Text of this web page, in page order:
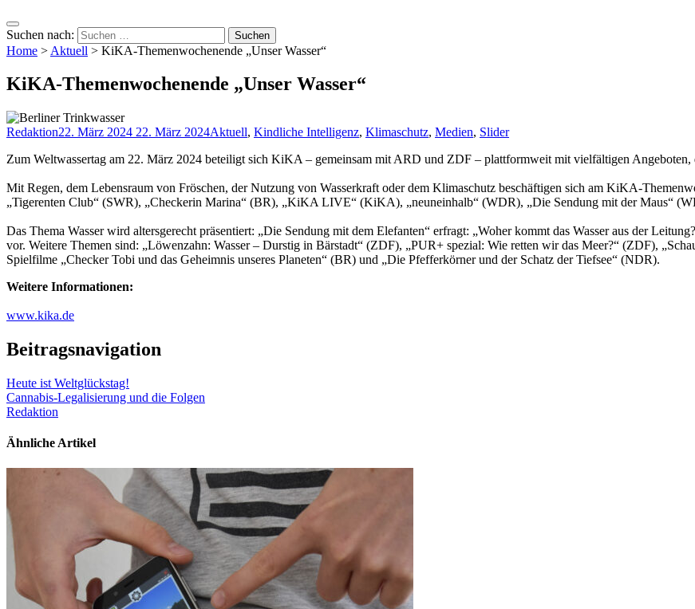
Suchen nach:
Home > Aktuell > KiKA-Themenwochenende „Unser Wasser“
KiKA-Themenwochenende „Unser Wasser“
Redaktion22. März 2024 22. März 2024Aktuell, Kindliche Intelligenz, Klimaschutz, Medien, Slider
Zum Weltwassertag am 22. März 2024 beteiligt sich KiKA – gemeinsam mit ARD und ZDF – plattformweit mit vielfältigen
Mit Regen, dem Lebensraum von Fröschen, der Nutzung von Wasserkraft oder dem Klimaschutz beschäftigen sich am KiKA-
„Tigerenten Club“ (SWR), „Checkerin Marina“ (BR), „KiKA LIVE“ (KiKA), „neuneinhalb“ (WDR), „Die Sendung mit der Maus“
Das Thema Wasser wird altersgerecht präsentiert: „Die Sendung mit dem Elefanten“ erfragt: „Woher kommt das Wasser aus der
vor. Weitere Themen sind: „Löwenzahn: Wasser – Durstig in Bärstadt“ (ZDF), „PUR+ spezial: Wie retten wir das Meer?“ (ZDF),
Spielfilme „Checker Tobi und das Geheimnis unseres Planeten“ (BR) und „Die Pfefferkörner und der Schatz der Tiefsee“ (NDR).
Weitere Informationen:
www.kika.de
Beitragsnavigation
Heute ist Weltglückstag!
Cannabis-Legalisierung und die Folgen
Redaktion
Ähnliche Artikel